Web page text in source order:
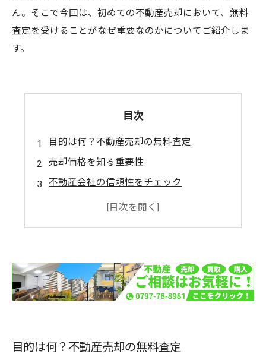
ん。そこで今回は、初めての不動産売却において、無料
査定を受けることがなぜ重要なのかについてご紹介しま
す。
目次
目的は何？不動産売却の無料査定
売却価格を知る重要性
不動産会社の信頼性をチェック
査定料金や契約の内容をしっかり確認
目的は何？不動産売却の無料査定